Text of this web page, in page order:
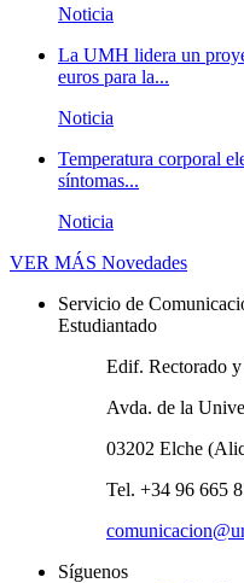
Noticia
La UMH lidera un
euros para la...
Noticia
Temperatura corporal
síntomas...
Noticia
VER MÁS Novedades
Servicio de
Estudiantado
Edif. Rectorado
Avda. de la
03202 Elche
Tel. +34 96 665
Síguenos